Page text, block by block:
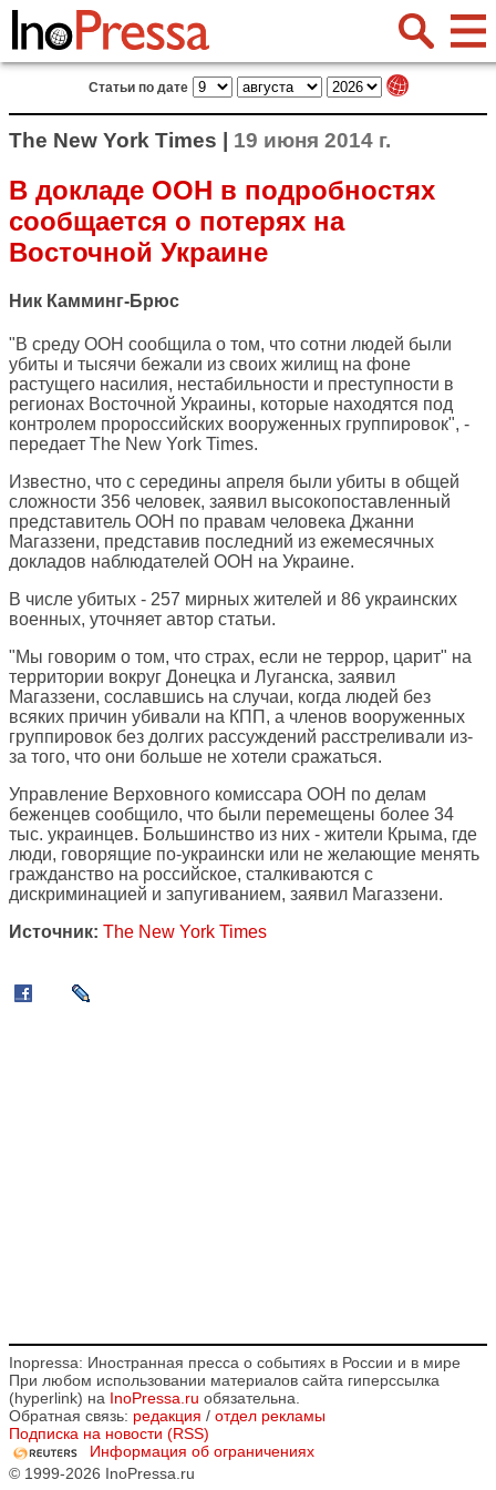
Статьи по дате
The New York Times | 19 июня 2014 г.
В докладе ООН в подробностях
сообщается о потерях на
Восточной Украине
Ник Камминг-Брюс
"В среду ООН сообщила о том, что сотни людей были
убиты и тысячи бежали из своих жилищ на фоне
растущего насилия, нестабильности и преступности в
регионах Восточной Украины, которые находятся под
контролем пророссийских вооруженных группировок", -
передает The New York Times.
Известно, что с середины апреля были убиты в общей
сложности 356 человек, заявил высокопоставленный
представитель ООН по правам человека Джанни
Магаззени, представив последний из ежемесячных
докладов наблюдателей ООН на Украине.
В числе убитых - 257 мирных жителей и 86 украинских
военных, уточняет автор статьи.
"Мы говорим о том, что страх, если не террор, царит" на
территории вокруг Донецка и Луганска, заявил
Магаззени, сославшись на случаи, когда людей без
всяких причин убивали на КПП, а членов вооруженных
группировок без долгих рассуждений расстреливали из-
за того, что они больше не хотели сражаться.
Управление Верховного комиссара ООН по делам
беженцев сообщило, что были перемещены более 34
тыс. украинцев. Большинство из них - жители Крыма, где
люди, говорящие по-украински или не желающие менять
гражданство на российское, сталкиваются с
дискриминацией и запугиванием, заявил Магаззени.
Источник: The New York Times
Inopressa: Иностранная пресса о событиях в России и в мире
При любом использовании материалов сайта гиперссылка
(hyperlink) на InoPressa.ru обязательна.
Обратная связь: редакция / отдел рекламы
Подписка на новости (RSS)
Информация об ограничениях
© 1999-2026 InoPressa.ru